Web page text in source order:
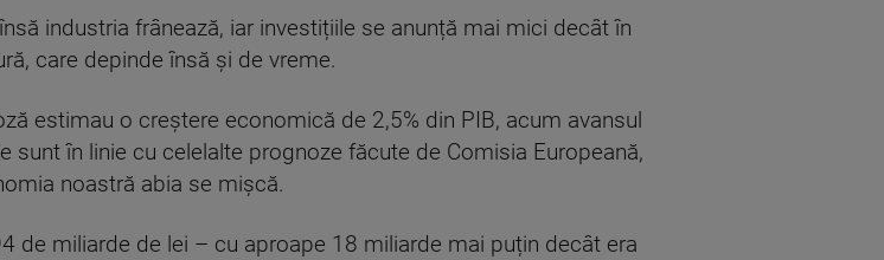
industria frânează, iar investițiile se anunță mai mici decât în
care depinde însă și de vreme.
estimau o creștere economică de 2,5% din PIB, acum avansul
sunt în linie cu celelalte prognoze făcute de Comisia Europeană,
noastră abia se mișcă.
de miliarde de lei – cu aproape 18 miliarde mai puțin decât era